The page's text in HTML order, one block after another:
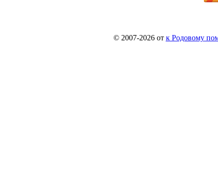
© 2007-2026 от к Родовому